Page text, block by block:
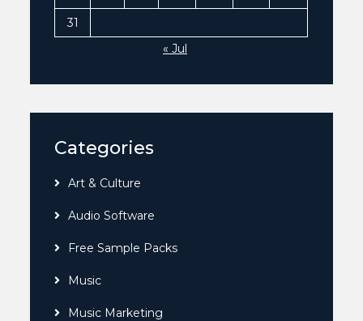
31
« Jul
Categories
Art & Culture
Audio Software
Free Sample Packs
Music
Music Marketing